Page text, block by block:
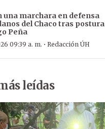
una marchara en defensa
del Chaco tras postura
Peña
09:39 a. m. · Redacción ÚH
leídas